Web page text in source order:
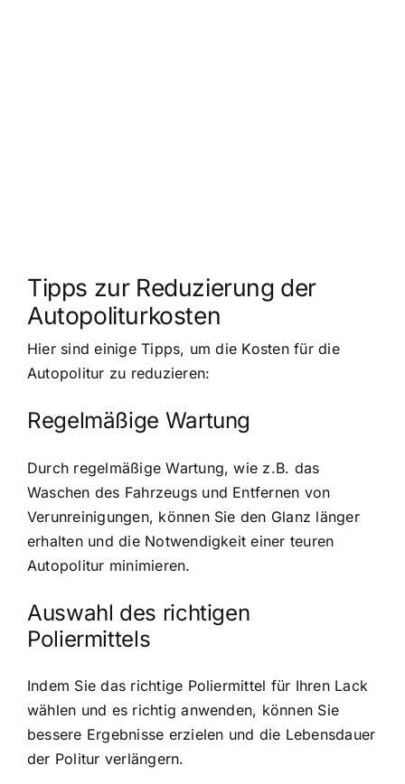
Tipps zur Reduzierung der
Autopoliturkosten
Hier sind einige Tipps, um die Kosten für die
Autopolitur zu reduzieren:
Regelmäßige Wartung
Durch regelmäßige Wartung, wie z.B. das
Waschen des Fahrzeugs und Entfernen von
Verunreinigungen, können Sie den Glanz länger
erhalten und die Notwendigkeit einer teuren
Autopolitur minimieren.
Auswahl des richtigen
Poliermittels
Indem Sie das richtige Poliermittel für Ihren Lack
wählen und es richtig anwenden, können Sie
bessere Ergebnisse erzielen und die Lebensdauer
der Politur verlängern.